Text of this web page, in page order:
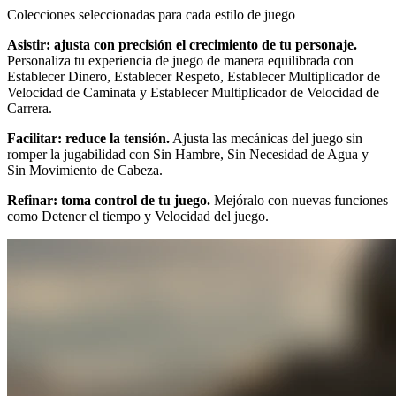
Colecciones seleccionadas para cada estilo de juego
Asistir: ajusta con precisión el crecimiento de tu personaje.
Personaliza tu experiencia de juego de manera equilibrada con
Establecer Dinero, Establecer Respeto, Establecer Multiplicador de
Velocidad de Caminata y Establecer Multiplicador de Velocidad de
Carrera.
Facilitar: reduce la tensión. Ajusta las mecánicas del juego sin
romper la jugabilidad con Sin Hambre, Sin Necesidad de Agua y
Sin Movimiento de Cabeza.
Refinar: toma control de tu juego. Mejóralo con nuevas funciones
como Detener el tiempo y Velocidad del juego.